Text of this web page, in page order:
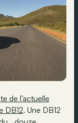
de l’actuelle
DB12. Une DB12